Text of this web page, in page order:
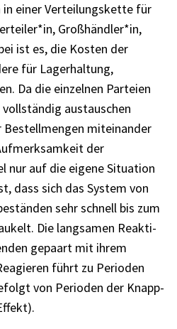
einer Vertei­lungs­kette für
Großhändler*in,
ist es, die Kosten der
für Lager­hal­tung,
Da die einzel­nen Parteien
austau­schen
Bestell­men­gen mitein­an­der
der
nur auf die eigene Situa­tion
dass sich das System von
sehr schnell bis zum
Die lang­sa­men Reak­ti­
gepaart mit ihrem
führt zu Peri­oden
von Peri­oden der Knapp­